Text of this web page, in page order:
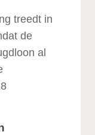
treedt in
de
al